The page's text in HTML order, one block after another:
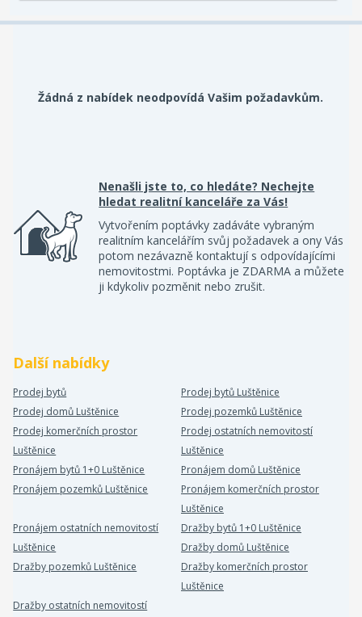
Žádná z nabídek neodpovídá Vašim požadavkům.
Nenašli jste to, co hledáte? Nechejte
hledat realitní kanceláře za Vás!
Vytvořením poptávky zadáváte vybraným
realitním kancelářím svůj požadavek a ony Vás
potom nezávazně kontaktují s odpovídajícími
nemovitostmi. Poptávka je ZDARMA a můžete
ji kdykoliv pozměnit nebo zrušit.
Další nabídky
Prodej bytů
Prodej bytů Luštěnice
Prodej domů Luštěnice
Prodej pozemků Luštěnice
Prodej komerčních prostor
Luštěnice
Prodej ostatních nemovitostí
Luštěnice
Pronájem bytů 1+0 Luštěnice
Pronájem domů Luštěnice
Pronájem pozemků Luštěnice
Pronájem komerčních prostor
Luštěnice
Pronájem ostatních nemovitostí
Luštěnice
Dražby bytů 1+0 Luštěnice
Dražby domů Luštěnice
Dražby pozemků Luštěnice
Dražby komerčních prostor
Luštěnice
Dražby ostatních nemovitostí